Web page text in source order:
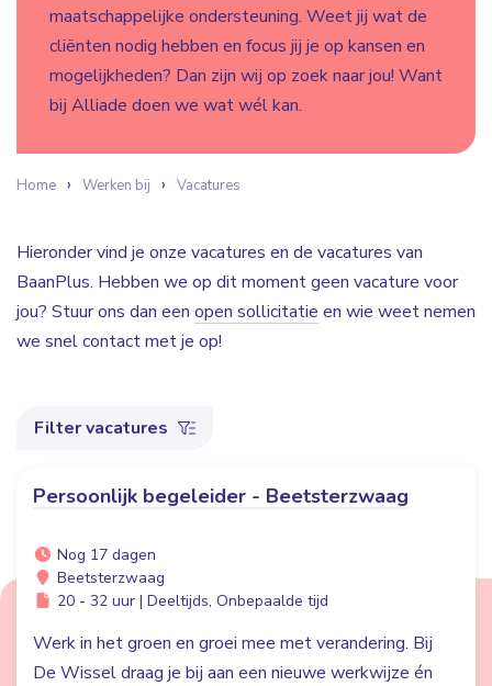
maatschappelijke ondersteuning. Weet jij wat de
cliënten nodig hebben en focus jij je op kansen en
mogelijkheden? Dan zijn wij op zoek naar jou! Want
bij Alliade doen we wat wél kan.
Home Werken bij Vacatures
Hieronder vind je onze vacatures en de vacatures van
BaanPlus. Hebben we op dit moment geen vacature voor
jou? Stuur ons dan een open sollicitatie en wie weet nemen
we snel contact met je op!
Filter vacatures
Persoonlijk begeleider - Beetsterzwaag
Nog 17 dagen
Beetsterzwaag
20 - 32 uur | Deeltijds, Onbepaalde tijd
Werk in het groen en groei mee met verandering. Bij
De Wissel draag je bij aan een nieuwe werkwijze én